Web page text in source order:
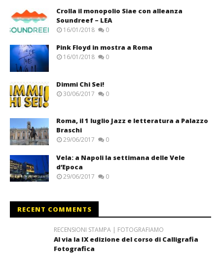
Crolla il monopolio Siae con alleanza
Soundreef – LEA
16/01/2018 0
Pink Floyd in mostra a Roma
16/01/2018 0
Dimmi Chi Sei!
30/06/2017 0
Roma, il 1 luglio Jazz e letteratura a Palazzo
Braschi
29/06/2017 0
Vela: a Napoli la settimana delle Vele
d’Epoca
29/06/2017 0
RECENT COMMENTS
RECENSIONI STAMPA | FOTOGRAFIAMO
Al via la IX edizione del corso di Calligrafia
Fotografica